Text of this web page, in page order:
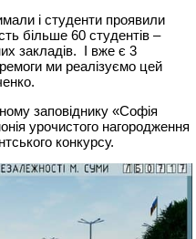
і студенти проявили
більше 60 студентів –
закладів. І вже є 3
ми реалізуємо цей
заповіднику «Софія
урочистого нагородження
конкурсу.